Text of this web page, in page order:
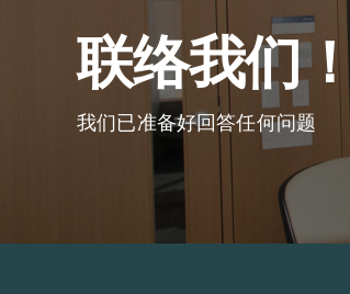
联络我们！
我们已准备好回答任何问题